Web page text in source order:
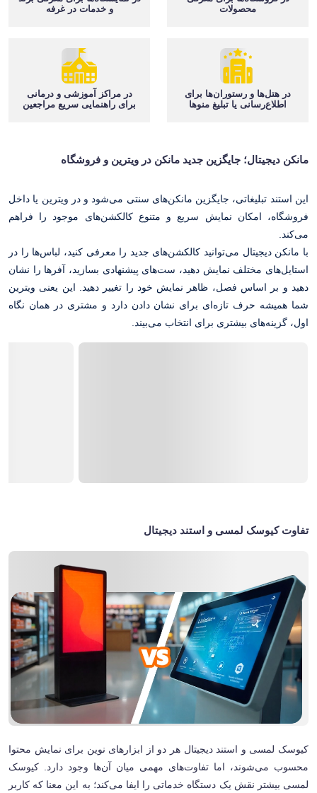
محصولات
و خدمات در غرفه
در هتل‌ها و رستوران‌ها برای
اطلاع‌رسانی یا تبلیغ منوها
در مراکز آموزشی و درمانی
برای راهنمایی سریع مراجعین
مانکن دیجیتال؛ جایگزین جدید مانکن در ویترین و فروشگاه
این استند تبلیغاتی، جایگزین مانکن‌های سنتی می‌شود و در ویترین یا داخل
فروشگاه، امکان نمایش سریع و متنوع کالکشن‌های موجود را فراهم
می‌کند.
با مانکن دیجیتال می‌توانید کالکشن‌های جدید را معرفی کنید، لباس‌ها را در
استایل‌های مختلف نمایش دهید، ست‌های پیشنهادی بسازید، آفرها را نشان
دهید و بر اساس فصل، ظاهر نمایش خود را تغییر دهید. این یعنی ویترین
شما همیشه حرف تازه‌ای برای نشان دادن دارد و مشتری در همان نگاه
اول، گزینه‌های بیشتری برای انتخاب می‌بیند.
تفاوت کیوسک لمسی و استند دیجیتال
کیوسک لمسی و استند دیجیتال هر دو از ابزارهای نوین برای نمایش محتوا
محسوب می‌شوند، اما تفاوت‌های مهمی میان آن‌ها وجود دارد. کیوسک
لمسی بیشتر نقش یک دستگاه خدماتی را ایفا می‌کند؛ به این معنا که کاربر